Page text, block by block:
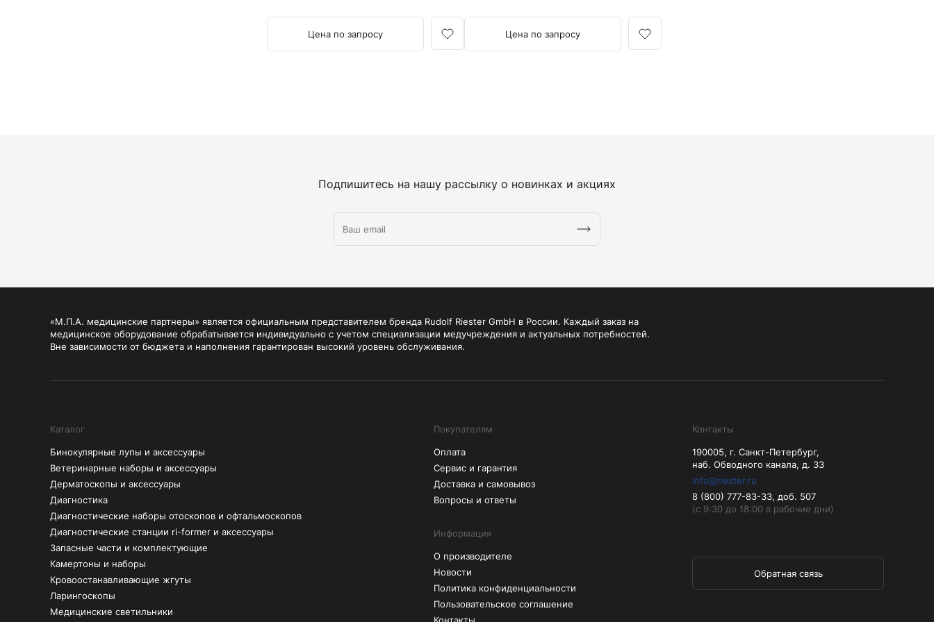
Цена по запросу Цена по запросу
Подпишитесь на нашу рассылку о новинках и акциях
«М.П.А. медицинские партнеры» является официальным представителем бренда Rudolf Riester GmbH в России. Каждый заказ на
медицинское оборудование обрабатывается индивидуально с учетом специализации медучреждения и актуальных потребностей.
Вне зависимости от бюджета и наполнения гарантирован высокий уровень обслуживания.
Каталог
Бинокулярные лупы и аксессуары
Ветеринарные наборы и аксессуары
Дерматоскопы и аксессуары
Диагностика
Диагностические наборы отоскопов и офтальмоскопов
Диагностические станции ri-former и аксессуары
Запасные части и комплектующие
Камертоны и наборы
Кровоостанавливающие жгуты
Ларингоскопы
Медицинские светильники
Покупателям
Оплата
Сервис и гарантия
Доставка и самовывоз
Вопросы и ответы
Информация
О производителе
Новости
Политика конфиденциальности
Пользовательское соглашение
Контакты
190005, г. Санкт-Петербург,
наб. Обводного канала, д. 33
info@riester.ru
8 (800) 777-83-33, доб. 507
(с 9:30 до 18:00 в рабочие дни)
Обратная связь